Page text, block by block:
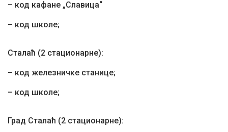
– код кафане „Славица“
– код школе;
Сталаћ (2 стационарне):
– код железничке станице;
– код школе;
Град Сталаћ (2 стационарне):